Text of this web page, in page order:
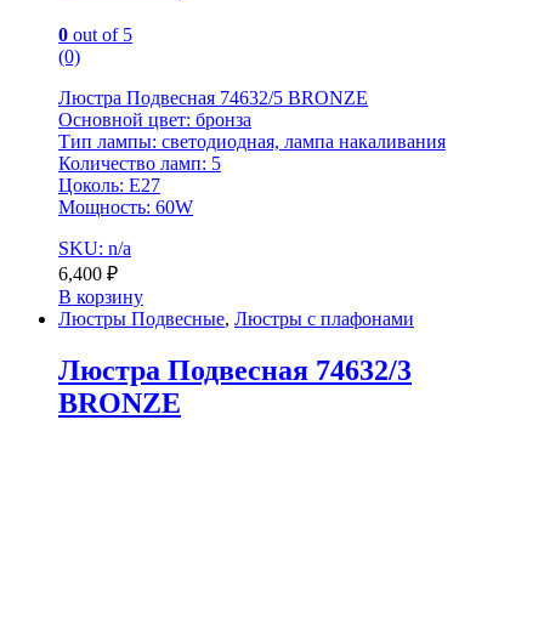
0 out of 5
(0)
Люстра Подвесная 74632/5 BRONZE
Основной цвет: бронза
Тип лампы: светодиодная, лампа накаливания
Количество ламп: 5
Цоколь: E27
Мощность: 60W
SKU: n/a
6,400 ₽
В корзину
Люстры Подвесные, Люстры с плафонами
Люстра Подвесная 74632/3
BRONZE